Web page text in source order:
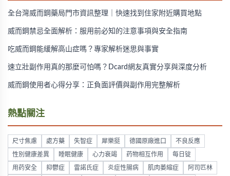
全台灣威而鋼藥局門市資訊整理｜快速找到住家附近購買地點
威而鋼禁忌全面解析：服用前必知的注意事項與安全指南
吃威而鋼能緩解高山症嗎？專家解析迷思與事實
速立壯副作用真的那麼可怕嗎？Dcard網友真實分享與深度分析
威而鋼使用者心得分享：正負面評價與副作用完整解析
熱點關注
尺寸焦慮 處方藥 失智症 犀樂挺 德國原廠進口 不良反應
性別健康差異 睡眠健康 心力衰竭 药物相互作用 每日锭
用药安全 抑鬱症 雷諾氏症 炎症性腸病 肌肉萎縮症 阿司匹林